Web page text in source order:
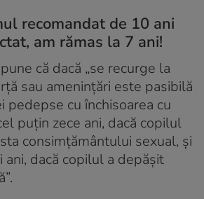
recomandat de 10 ani
am rămas la 7 ani!
că dacă „se recurge la
sau amenințări este pasibilă
pedepse cu închisoarea cu
puțin zece ani, dacă copilul
consimțământului sexual, și
ani, dacă copilul a depășit